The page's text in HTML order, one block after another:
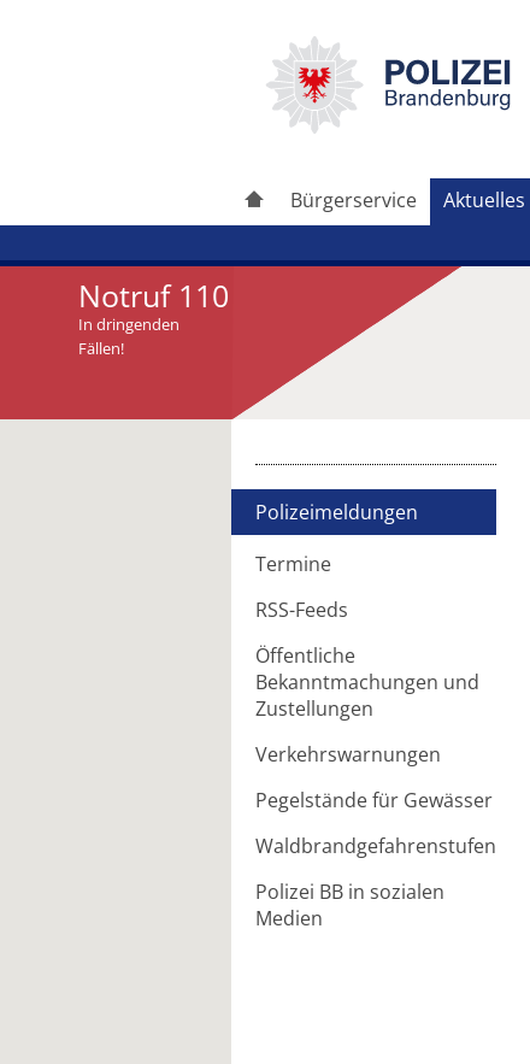
Bürgerservice Aktuelles
Notruf 110
In dringenden
Fällen!
Polizeimeldungen
Termine
RSS-Feeds
Öffentliche
Bekanntmachungen und
Zustellungen
Verkehrswarnungen
Pegelstände für Gewässer
Waldbrandgefahrenstufen
Polizei BB in sozialen
Medien
Artikel weiterleiten